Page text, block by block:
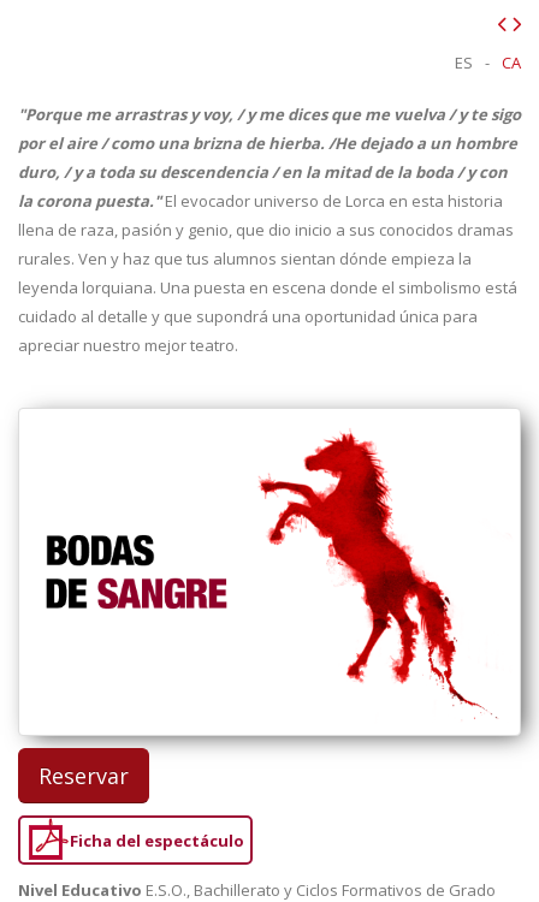
CA
-
ES
"Porque me arrastras y voy, / y me dices que me vuelva / y te sigo
por el aire / como una brizna de hierba. /He dejado a un hombre
duro, / y a toda su descendencia / en la mitad de la boda / y con
la corona puesta."El evocador universo de Lorca en esta historia
llena de raza, pasión y genio, que dio inicio a sus conocidos dramas
rurales. Ven y haz que tus alumnos sientan dónde empieza la
leyenda lorquiana. Una puesta en escena donde el simbolismo está
cuidado al detalle y que supondrá una oportunidad única para
apreciar nuestro mejor teatro.
Reservar
Ficha del espectáculo
Nivel Educativo E.S.O., Bachillerato y Ciclos Formativos de Grado